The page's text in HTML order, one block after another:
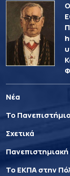
Νέα
Το
Σχετικά
Το ΕΚΠΑ στην